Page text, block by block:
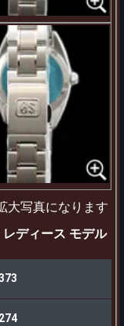
大写真になります
ディース モデル